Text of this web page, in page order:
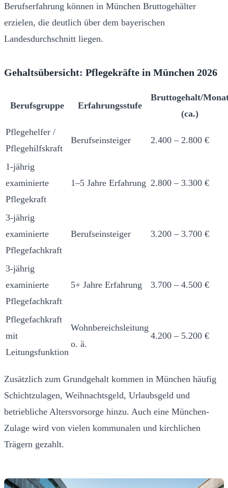
Berufserfahrung können in München Bruttogehälter
erzielen, die deutlich über dem bayerischen
Landesdurchschnitt liegen.
Gehaltsübersicht: Pflegekräfte in München 2026
Berufsgruppe Erfahrungsstufe
Bruttogehalt/
(ca.)
Pflegehelfer /
Pflegehilfskraft
Berufseinsteiger 2.400 – 2.800 €
1-jährig
examinierte
Pflegekraft
1–5 Jahre Erfahrung 2.800 – 3.300 €
3-jährig
examinierte
Pflegefachkraft
Berufseinsteiger 3.200 – 3.700 €
3-jährig
examinierte
Pflegefachkraft
5+ Jahre Erfahrung 3.700 – 4.500 €
Pflegefachkraft
mit
Leitungsfunktion
Wohnbereichsleitung
o. ä.
4.200 – 5.200 €
Zusätzlich zum Grundgehalt kommen in München häufig
Schichtzulagen, Weihnachtsgeld, Urlaubsgeld und
betriebliche Altersvorsorge hinzu. Auch eine München-
Zulage wird von vielen kommunalen und kirchlichen
Trägern gezahlt.